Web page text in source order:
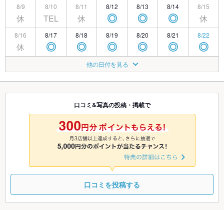
8/9
休
8/10
TEL
8/11
休
8/12
◎
8/13
◎
8/14
◎
8/15
休
8/16
休
8/17
◎
8/18
◎
8/19
◎
8/20
◎
8/21
◎
8/22
◎
休 ◎
8/25
◎
8/26
◎
8/27
◎ ◎ 休
8/30 8/31 9/1
◎
9/2
◎
9/3
◎
9/4 9/5
9/8
◎ ◎ ◎ ◎
他の日付を見る
口コミ&写真の投稿・掲載で
口コミを投稿する